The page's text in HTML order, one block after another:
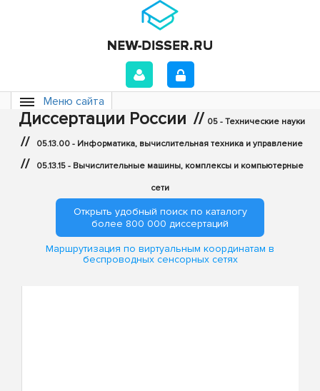
Меню сайта
Диссертации России // 05 - Технические науки
// 05.13.00 - Информатика, вычислительная техника и управление
// 05.13.15 - Вычислительные машины, комплексы и компьютерные
сети
Открыть удобный поиск по каталогу
более 800 000 диссертаций
Маршрутизация по виртуальным координатам в
беспроводных сенсорных сетях